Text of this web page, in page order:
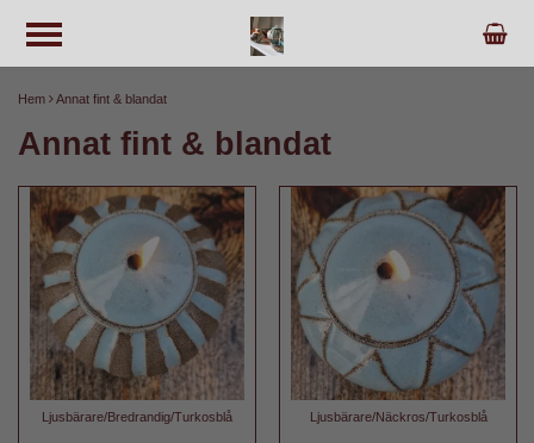
Hem Annat fint & blandat
Annat fint & blandat
Ljusbärare/Bredrandig/Turkosblå Ljusbärare/Näckros/Turkosblå